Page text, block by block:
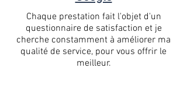
Chaque prestation fait l'objet d'un
questionnaire de satisfaction et je
cherche constamment à améliorer ma
qualité de service, pour vous offrir le
meilleur.